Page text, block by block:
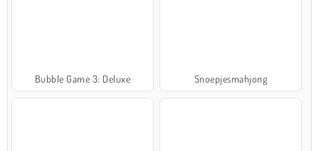
Bubble Game 3: Deluxe Snoepjesmahjong